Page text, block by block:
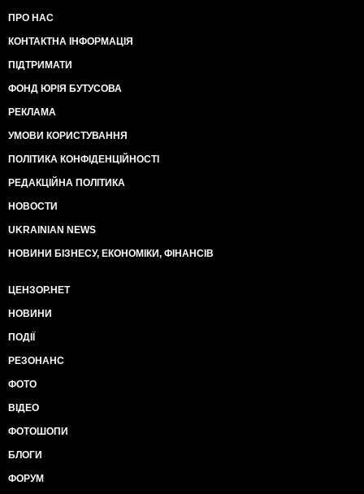
ПРО НАС
КОНТАКТНА ІНФОРМАЦІЯ
ПІДТРИМАТИ
ФОНД ЮРІЯ БУТУСОВА
РЕКЛАМА
УМОВИ КОРИСТУВАННЯ
ПОЛІТИКА КОНФІДЕНЦІЙНОСТІ
РЕДАКЦІЙНА ПОЛІТИКА
НОВОСТИ
UKRAINIAN NEWS
НОВИНИ БІЗНЕСУ, ЕКОНОМІКИ, ФІНАНСІВ
ЦЕНЗОР.НЕТ
НОВИНИ
ПОДІЇ
РЕЗОНАНС
ФОТО
ВІДЕО
ФОТОШОПИ
БЛОГИ
ФОРУМ